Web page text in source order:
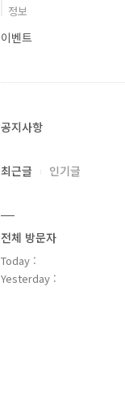
정보
이벤트
공지사항
최근글 인기글
전체 방문자
Today :
Yesterday :